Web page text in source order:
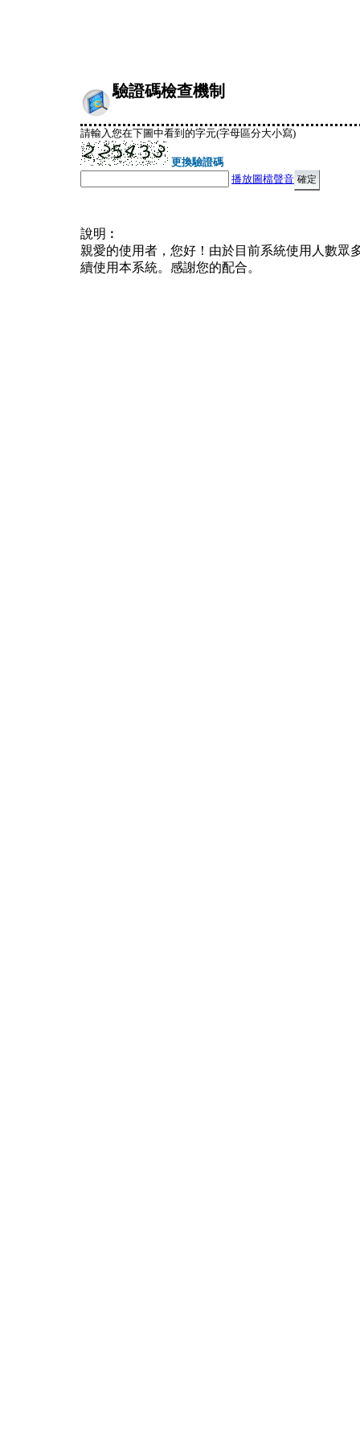
驗證碼檢查機制
請輸入您在下圖中看到的字元(字母區分大小寫)
更換驗證碼
播放圖檔聲音
說明︰
親愛的使用者，您好！由於目前系統使用人數眾
續使用本系統。感謝您的配合。